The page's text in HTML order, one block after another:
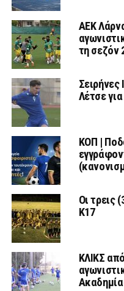
AEK
τη σεζόν
Σειρήνες
Λέτσε
ΚΟΠ |
Οι τρεις
Κ17
ΚΛΙΚΣ